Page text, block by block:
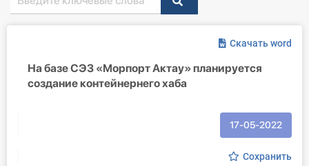
Главная ИС
Консультации
Скачать word
На базе СЭЗ «Морпорт Актау» планируется
создание контейнернего хаба
17-05-2022
Сохранить